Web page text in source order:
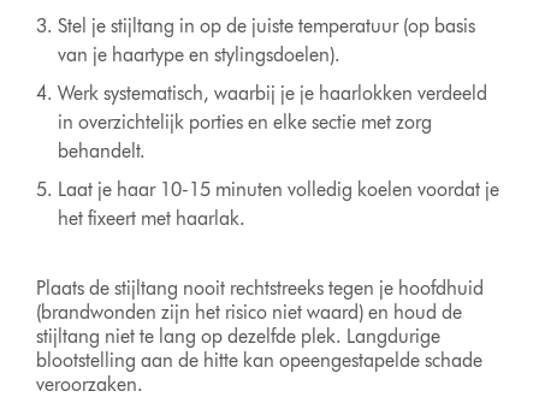
Stel je stijltang in op de juiste temperatuur (op basis
van je haartype en stylingsdoelen).
Werk systematisch, waarbij je je haarlokken verdeeld
in overzichtelijk porties en elke sectie met zorg
behandelt.
Laat je haar 10-15 minuten volledig koelen voordat je
het fixeert met haarlak.
Plaats de stijltang nooit rechtstreeks tegen je hoofdhuid
(brandwonden zijn het risico niet waard) en houd de
stijltang niet te lang op dezelfde plek. Langdurige
blootstelling aan de hitte kan opeengestapelde schade
veroorzaken.